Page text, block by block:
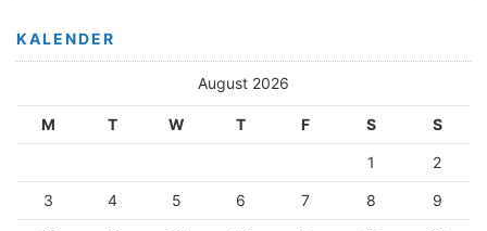
KALENDER
August 2026
M T W T F S S
1 2
3 4 5 6 7 8 9